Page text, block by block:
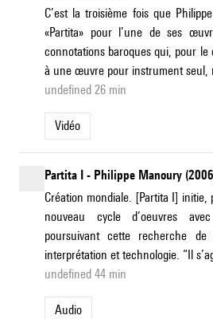
C’est la troisième fois que
«Partita» pour l’une de ses
connotations baroques qui, pour
à une œuvre pour instrument seul,
undefined 26 min
Vidéo
Partita I - Philippe Manoury
Création mondiale. [Partita I]
nouveau cycle d’oeuvres
poursuivant cette recherche de
interprétation et technologie. “Il
undefined 44 min
Audio